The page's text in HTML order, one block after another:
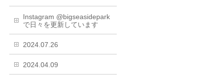
Instagram @bigseasidepark
で日々を更新しています
2024.07.26
2024.04.09